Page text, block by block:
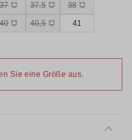
37,5 38
40,5 41
Sie eine Größe aus.